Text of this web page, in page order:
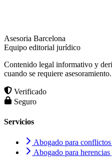
Asesoria Barcelona
Equipo editorial jurídico
Contenido legal informativo y
cuando se requiere asesoramiento.
Verificado
Seguro
Servicios
Abogado para
Abogado para